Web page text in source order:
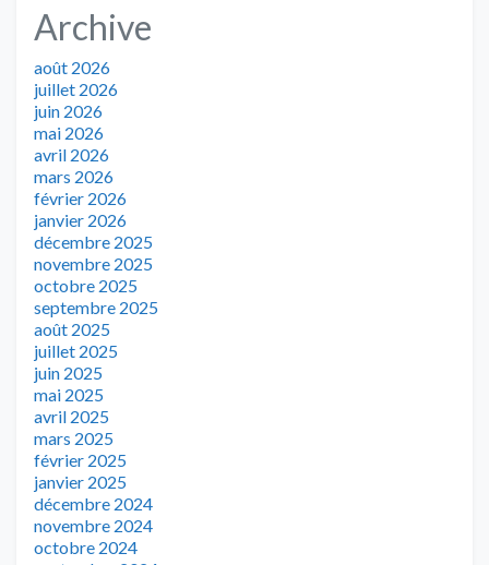
Archive
août 2026
juillet 2026
juin 2026
mai 2026
avril 2026
mars 2026
février 2026
janvier 2026
décembre 2025
novembre 2025
octobre 2025
septembre 2025
août 2025
juillet 2025
juin 2025
mai 2025
avril 2025
mars 2025
février 2025
janvier 2025
décembre 2024
novembre 2024
octobre 2024